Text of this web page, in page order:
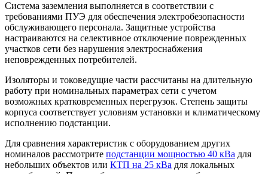
Система заземления выполняется в соответствии с
требованиями ПУЭ для обеспечения электробезопасности
обслуживающего персонала. Защитные устройства
настраиваются на селективное отключение поврежденных
участков сети без нарушения электроснабжения
неповрежденных потребителей.
Изоляторы и токоведущие части рассчитаны на длительную
работу при номинальных параметрах сети с учетом
возможных кратковременных перегрузок. Степень защиты
корпуса соответствует условиям установки и климатическому
исполнению подстанции.
Для сравнения характеристик с оборудованием других
номиналов рассмотрите подстанции мощностью 40 кВа для
небольших объектов или КТП на 25 кВа для локальных